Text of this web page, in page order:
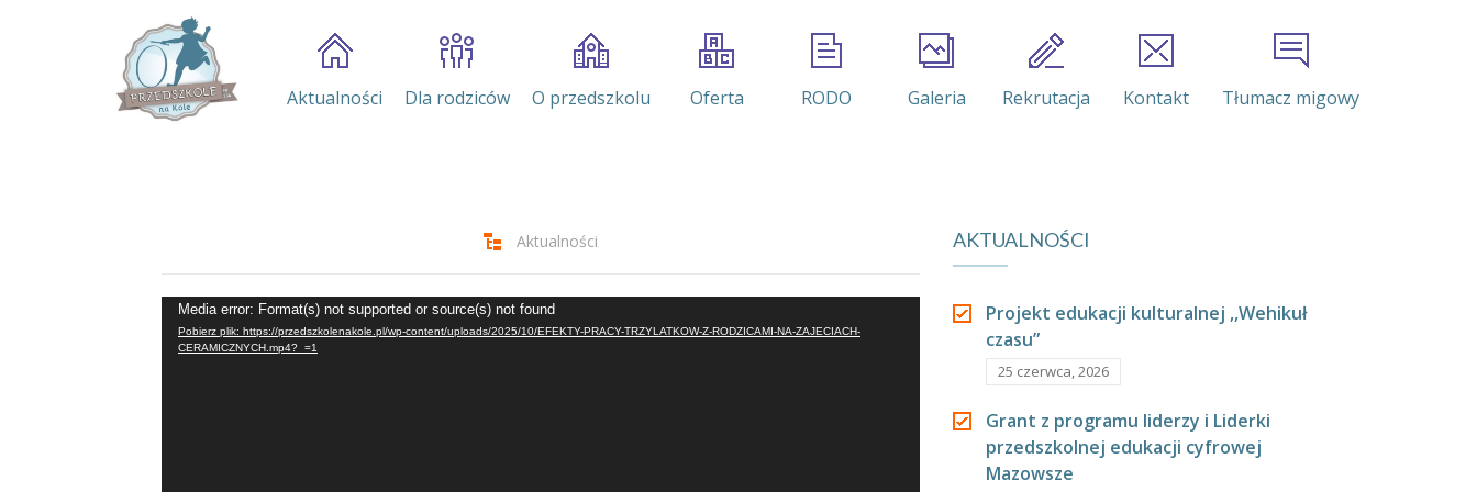
Aktualności Dla rodziców O przedszkolu Oferta RODO Galeria Rekrutacja Kontakt Tłumacz migowy
Aktualności
Odtwarzacz
video
Media error: Format(s) not supported or source(s) not found
Pobierz plik: https://przedszkolenakole.pl/wp-content/uploads/2025/10/EFEKTY-PRACY-TRZYLATKOW-Z-RODZICAMI-NA-ZAJECIACH-
CERAMICZNYCH.mp4?_=1
AKTUALNOŚCI
Projekt edukacji kulturalnej ,,Wehikuł
czasu”
25 czerwca, 2026
Grant z programu liderzy i Liderki
przedszkolnej edukacji cyfrowej
Mazowsze